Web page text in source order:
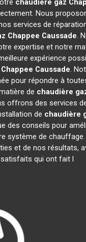
chaudière gaz
Nous
services de
Chappee Caussade.
expertise et notre
expérience
Caussade.
pour répondre à
de chaudière
offrons des services
de chaudière
des conseils pour
système de
et de nos résultats,
satisfaits qui ont fait l